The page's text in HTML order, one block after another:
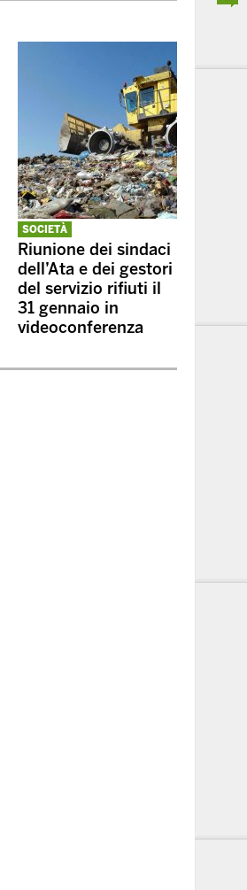
SOCIETÀ
Riunione dei sindaci
dell’Ata e dei gestori
del servizio rifiuti il
31 gennaio in
videoconferenza